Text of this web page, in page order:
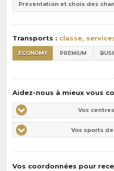
pension
:
Présentation et choix des
Transports : classe,
ECONOMY PREMIUM
Aidez-nous à mieux vous
Vos
centres
d'intérêts
Vos
Vos
sports
de
Vos sports
Vos coordonnées pour